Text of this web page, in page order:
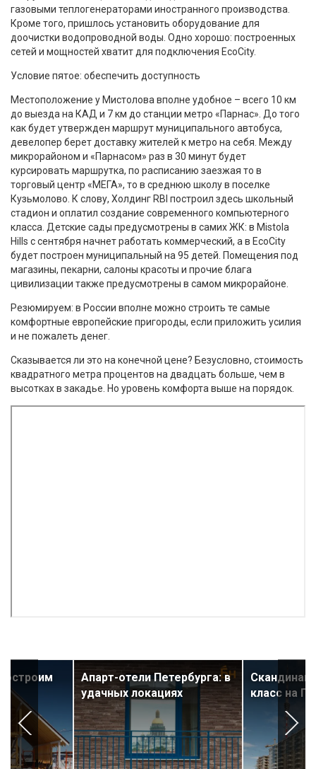
газовыми теплогенераторами иностранного производства.
Кроме того, пришлось установить оборудование для
доочистки водопроводной воды. Одно хорошо: построенных
сетей и мощностей хватит для подключения EcoCity.
Условие пятое: обеспечить доступность
Местоположение у Мистолова вполне удобное – всего 10 км
до выезда на КАД и 7 км до станции метро «Парнас». До того
как будет утвержден маршрут муниципального автобуса,
девелопер берет доставку жителей к метро на себя. Между
микрорайоном и «Парнасом» раз в 30 минут будет
курсировать маршрутка, по расписанию заезжая то в
торговый центр «МЕГА», то в среднюю школу в поселке
Кузьмолово. К слову, Холдинг RBI построил здесь школьный
стадион и оплатил создание современного компьютерного
класса. Детские сады предусмотрены в самих ЖК: в Mistola
Hills с сентября начнет работать коммерческий, а в EcoCity
будет построен муниципальный на 95 детей. Помещения под
магазины, пекарни, салоны красоты и прочие блага
цивилизации также предусмотрены в самом микрорайоне.
Резюмируем: в России вполне можно строить те самые
комфортные европейские пригороды, если приложить усилия
и не пожалеть денег.
Сказывается ли это на конечной цене? Безусловно, стоимость
квадратного метра процентов на двадцать больше, чем в
высотках в закадье. Но уровень комфорта выше на порядок.
Апарт-отели Петербурга: в
удачных локациях
класс на